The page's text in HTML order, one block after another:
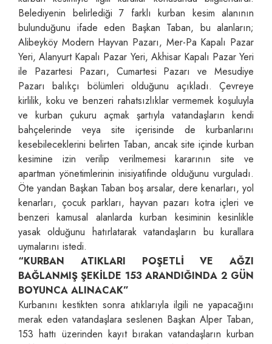
Belediyenin belirlediği 7 farklı kurban kesim alanının
bulunduğunu ifade eden Başkan Taban, bu alanların;
Alibeyköy Modern Hayvan Pazarı, Mer-Pa Kapalı Pazar
Yeri, Alanyurt Kapalı Pazar Yeri, Akhisar Kapalı Pazar Yeri
ile Pazartesi Pazarı, Cumartesi Pazarı ve Mesudiye
Pazarı balıkçı bölümleri olduğunu açıkladı. Çevreye
kirlilik, koku ve benzeri rahatsızlıklar vermemek koşuluyla
ve kurban çukuru açmak şartıyla vatandaşların kendi
bahçelerinde veya site içerisinde de kurbanlarını
kesebileceklerini belirten Taban, ancak site içinde kurban
kesimine izin verilip verilmemesi kararının site ve
apartman yönetimlerinin inisiyatifinde olduğunu vurguladı.
Öte yandan Başkan Taban boş arsalar, dere kenarları, yol
kenarları, çocuk parkları, hayvan pazarı kotra içleri ve
benzeri kamusal alanlarda kurban kesiminin kesinlikle
yasak olduğunu hatırlatarak vatandaşların bu kurallara
uymalarını istedi.
“KURBAN ATIKLARI POŞETLİ VE AĞZI
BAĞLANMIŞ ŞEKİLDE 153 ARANDIĞINDA 2 GÜN
BOYUNCA ALINACAK”
Kurbanını kestikten sonra atıklarıyla ilgili ne yapacağını
merak eden vatandaşlara seslenen Başkan Alper Taban,
153 hattı üzerinden kayıt bırakan vatandaşların kurban